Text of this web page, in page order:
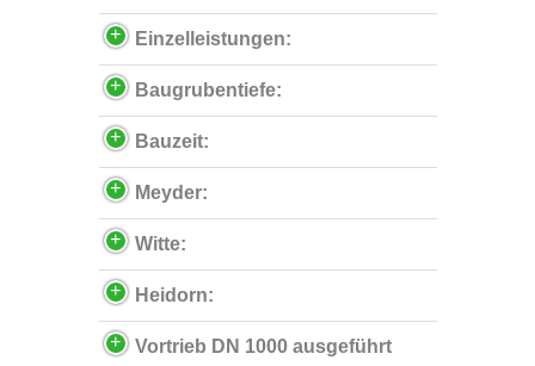
Einzelleistungen:
Baugrubentiefe:
Bauzeit:
Meyder:
Witte:
Heidorn:
Vortrieb DN 1000 ausgeführt